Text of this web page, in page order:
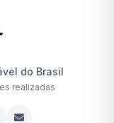
do Brasil
realizadas